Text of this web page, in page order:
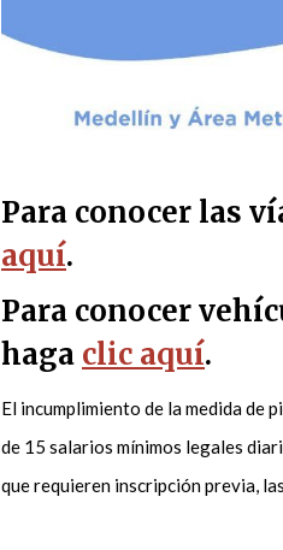
Para conocer las
aquí.
Para conocer
haga clic aquí.
El incumplimiento de la medida de
de 15 salarios mínimos legales
que requieren inscripción previa,